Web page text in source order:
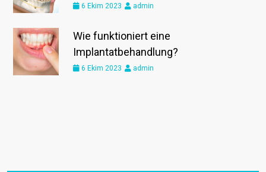
6 Ekim 2023 admin
Wie funktioniert eine
Implantatbehandlung?
6 Ekim 2023 admin